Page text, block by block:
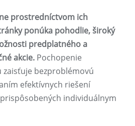
prostredníctvom ich
ponúka pohodlie, široký
predplatného a
akcie. Pochopenie
bezproblémovú
efektívnych riešení
individuálnym